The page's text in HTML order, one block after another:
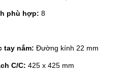
phù hợp: 8
tay nắm: Đường kính 22 mm
C/C: 425 x 425 mm